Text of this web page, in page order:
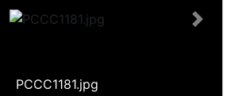
PCCC1181.jpg
Next